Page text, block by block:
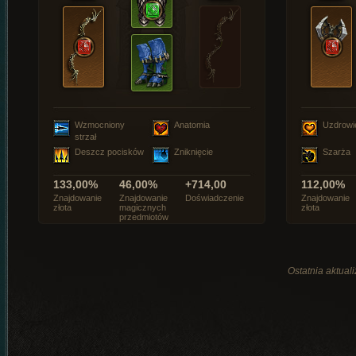
Wzmocniony
strzał
Anatomia
Deszcz pocisków Zniknięcie
133,00%
Znajdowanie
złota
46,00%
Znajdowanie
magicznych
przedmiotów
+714,00
Doświadczenie
Szarża
112,00%
Znajdowanie
złota
Ostatnia